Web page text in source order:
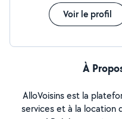
Voir le profil
À
AlloVoisins est la
services et à la location